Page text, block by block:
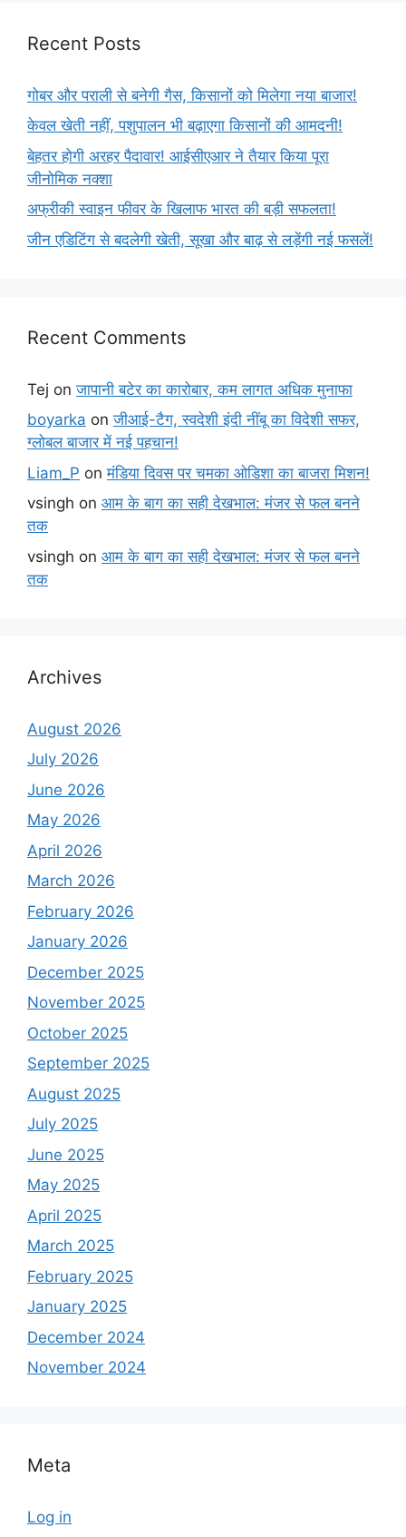
Recent Posts
गोबर और पराली से बनेगी गैस, किसानों को मिलेगा नया बाजार!
केवल खेती नहीं, पशुपालन भी बढ़ाएगा किसानों की आमदनी!
बेहतर होगी अरहर पैदावार! आईसीएआर ने तैयार किया पूरा
जीनोमिक नक्शा
अफ्रीकी स्वाइन फीवर के खिलाफ भारत की बड़ी सफलता!
जीन एडिटिंग से बदलेगी खेती, सूखा और बाढ़ से लड़ेंगी नई फसलें!
Recent Comments
Tej onजापानी बटेर का कारोबार, कम लागत अधिक मुनाफा
boyarka onजीआई-टैग, स्वदेशी इंदी नींबू का विदेशी सफर,
ग्लोबल बाजार में नई पहचान!
Liam_P onमंडिया दिवस पर चमका ओडिशा का बाजरा मिशन!
vsingh on आम के बाग का सही देखभाल: मंजर से फल बनने
तक
vsingh on आम के बाग का सही देखभाल: मंजर से फल बनने
तक
Archives
August 2026
July 2026
June 2026
May 2026
April 2026
March 2026
February 2026
January 2026
December 2025
November 2025
October 2025
September 2025
August 2025
July 2025
June 2025
May 2025
April 2025
March 2025
February 2025
January 2025
December 2024
November 2024
Meta
Log in